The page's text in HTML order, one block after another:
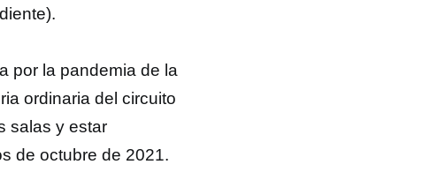
por la pandemia de la
ordinaria del circuito
salas y estar
de octubre de 2021.